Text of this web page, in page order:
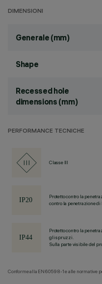
DIMENSIONI
Generale (mm)
Shape
Recessed hole
dimensions (mm)
PERFORMANCE TECNICHE
Classe III
Protetto contro la
contro la penetrazione
Protetto contro la
gli spruzzi.
Sulla parte visibile del
Conforme alla EN60598-1 e alle normative